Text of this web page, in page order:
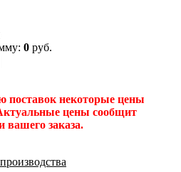
0 руб.
поставок некоторые цены
цены сообщит
вашего заказа.